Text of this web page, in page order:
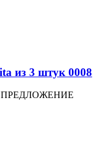
из 3 штук 0008